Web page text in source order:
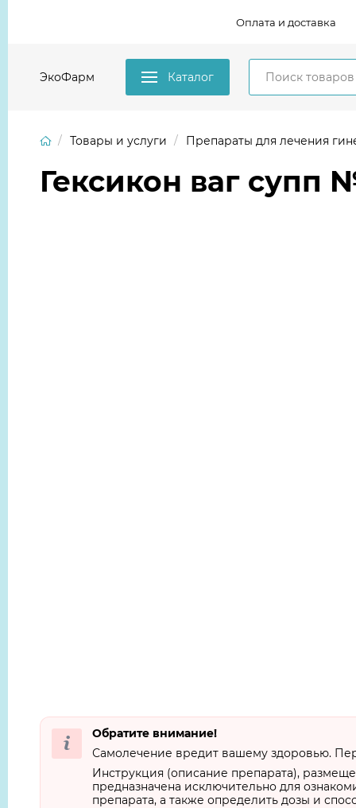
Оплата и доставка
ЭкоФарм Каталог
Товары и услуги Препараты для лечения
Гексикон ваг супп
Обратите внимание!
Самолечение вредит вашему здоровью.
Инструкция (описание препарата),
предназначена исключительно для
препарата, а также определить дозы и